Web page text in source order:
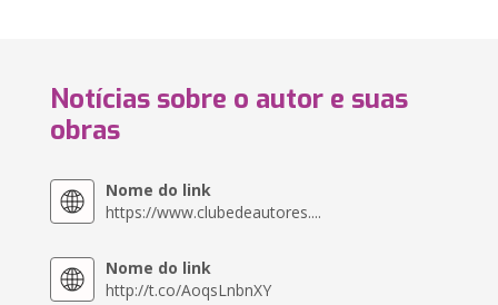
Notícias sobre o autor e suas
obras
Nome do link
https://www.clubedeautores....
Nome do link
http://t.co/AoqsLnbnXY